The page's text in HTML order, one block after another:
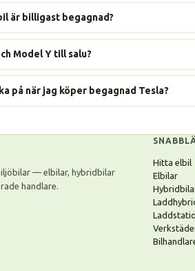
är billigast begagnad?
Model Y till salu?
på när jag köper begagnad Tesla?
— elbilar, hybridbilar
handlare.
Hitta elbil
Elbilar